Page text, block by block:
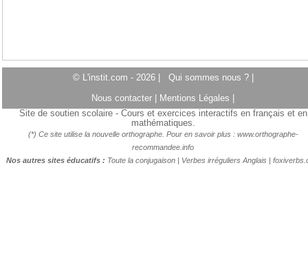
© L'instit.com - 2026 | Qui sommes nous ?
Nous contacter Mentions Légales
Site de soutien scolaire - Cours et exercices interactifs en français et en
mathématiques.
(*) Ce site utilise la nouvelle orthographe. Pour en savoir plus : www.orthographe-
recommandee.info
Nos autres sites éducatifs : Toute la conjugaison| Verbes irréguliers Anglais |